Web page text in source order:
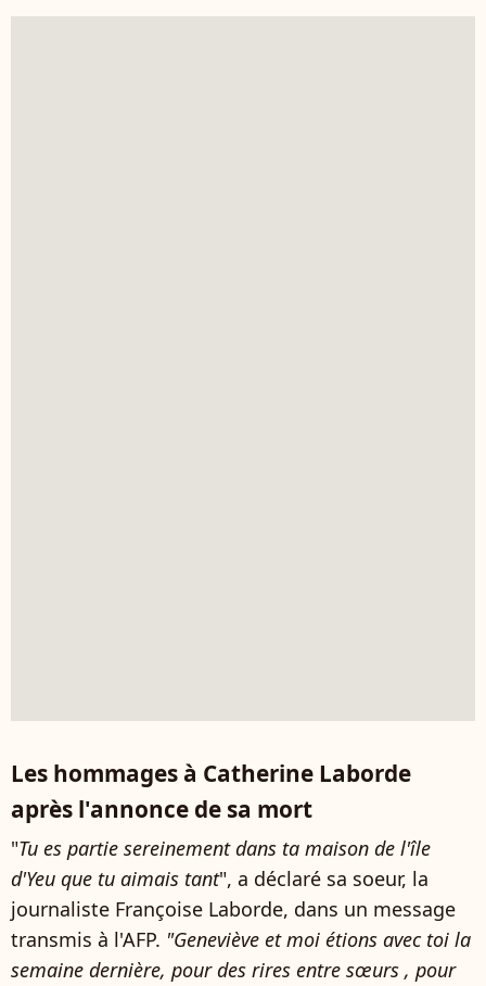
Les hommages à Catherine Laborde
après l'annonce de sa mort
"Tu es partie sereinement dans ta maison de l'île
d'Yeu que tu aimais tant", a déclaré sa soeur, la
journaliste Françoise Laborde, dans un message
transmis à l'AFP. "Geneviève et moi étions avec toi la
semaine dernière, pour des rires entre sœurs , pour